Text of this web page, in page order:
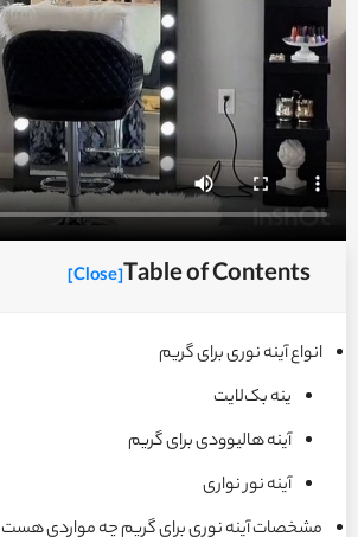
Table of Contents
[Close]
انواع آینه نوری برای گریم
ینه بک‌لایت
آینه هالیوودی برای گریم
آینه نور نواری
مشخصات آینه نوری برای گریم چه مواردی هست